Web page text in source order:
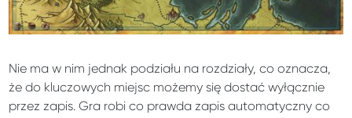
Nie ma w nim jednak podziału na rozdziały, co oznacza,
że do kluczowych miejsc możemy się dostać wyłącznie
przez zapis. Gra robi co prawda zapis automatyczny co